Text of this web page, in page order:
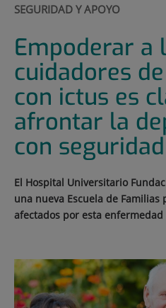
SEGURIDAD Y APOYO
Empoderar a
cuidadores
con ictus es
afrontar la
con
El Hospital Universitario
una nueva Escuela de Familias
afectados por esta enfermedad